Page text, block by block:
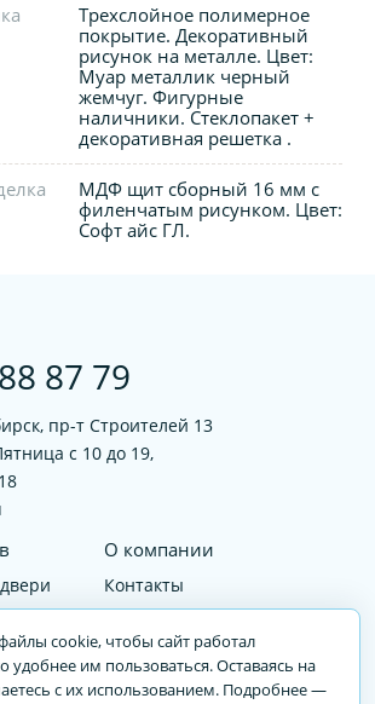
Трехслойное полимерное
покрытие. Декоративный
рисунок на металле. Цвет:
Муар металлик черный
жемчуг. Фигурные
наличники. Стеклопакет +
декоративная решетка .
МДФ щит сборный 16 мм с
филенчатым рисунком. Цвет:
Софт айс ГЛ.
87 79
пр-т Строителей 13
с 10 до 19,
О компании
Контакты
cookie, чтобы сайт работал
удобнее им пользоваться. Оставаясь на
с их использованием. Подробнее —